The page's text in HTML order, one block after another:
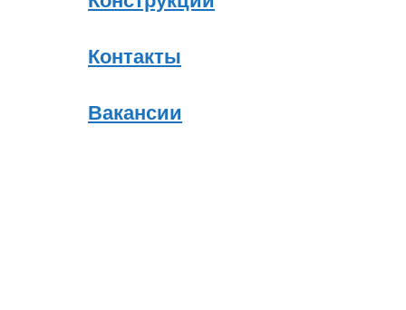
Контакты
Вакансии